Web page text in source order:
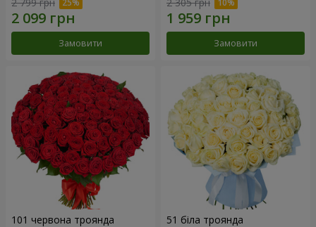
Замовити Замовити
101 червона троянда 51 біла троянда